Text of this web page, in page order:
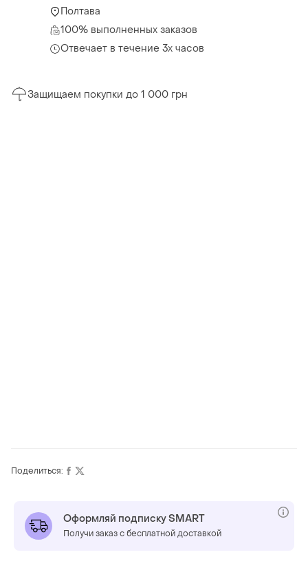
Полтава
100% выполненных заказов
Отвечает в течение 3х часов
Защищаем покупки до 1 000 грн
Поделиться:
Оформляй подписку SMART
Получи заказ с бесплатной доставкой